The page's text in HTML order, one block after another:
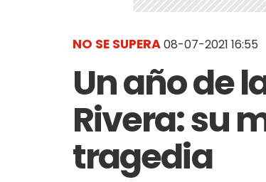
NO SE SUPERA08-07-2021 16:55
Un año de
Rivera: su
tragedia